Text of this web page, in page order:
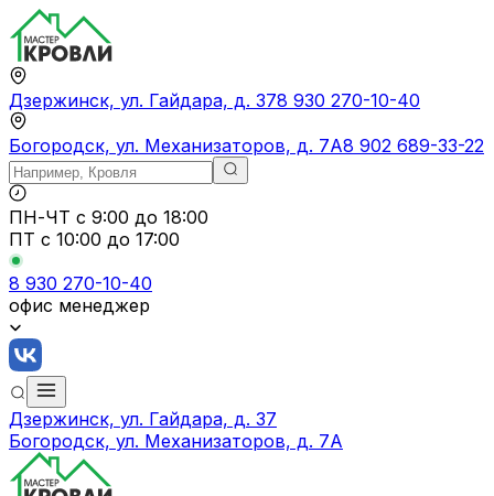
Дзержинск, ул. Гайдара, д. 378 930 270-10-40
Богородск, ул. Механизаторов, д. 7А8 902 689-33-22
ПН-ЧТ с 9:00 до 18:00
ПТ с 10:00 до 17:00
8 930 270-10-40
офис менеджер
Дзержинск, ул. Гайдара, д. 37
Богородск, ул. Механизаторов, д. 7А